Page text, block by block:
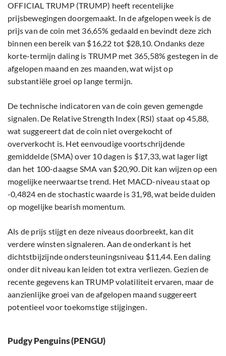
OFFICIAL TRUMP (TRUMP) heeft recentelijke
prijsbewegingen doorgemaakt. In de afgelopen week is de
prijs van de coin met 36,65% gedaald en bevindt deze zich
binnen een bereik van $16,22 tot $28,10. Ondanks deze
korte-termijn daling is TRUMP met 365,58% gestegen in de
afgelopen maand en zes maanden, wat wijst op
substantiële groei op lange termijn.
De technische indicatoren van de coin geven gemengde
signalen. De Relative Strength Index (RSI) staat op 45,88,
wat suggereert dat de coin niet overgekocht of
oververkocht is. Het eenvoudige voortschrijdende
gemiddelde (SMA) over 10 dagen is $17,33, wat lager ligt
dan het 100-daagse SMA van $20,90. Dit kan wijzen op een
mogelijke neerwaartse trend. Het MACD-niveau staat op
-0,4824 en de stochastic waarde is 31,98, wat beide duiden
op mogelijke bearish momentum.
Als de prijs stijgt en deze niveaus doorbreekt, kan dit
verdere winsten signaleren. Aan de onderkant is het
dichtstbijzijnde ondersteuningsniveau $11,44. Een daling
onder dit niveau kan leiden tot extra verliezen. Gezien de
recente gegevens kan TRUMP volatiliteit ervaren, maar de
aanzienlijke groei van de afgelopen maand suggereert
potentieel voor toekomstige stijgingen.
Pudgy Penguins (PENGU)